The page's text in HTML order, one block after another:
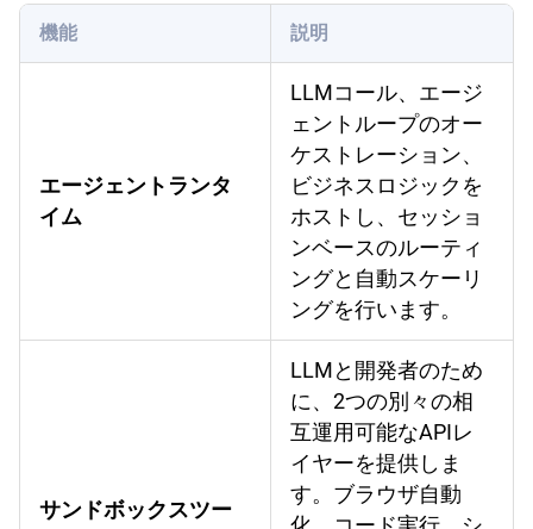
機能 説明
エージェントランタ
イム
LLMコール、エージ
ェントループのオー
ケストレーション、
ビジネスロジックを
ホストし、セッショ
ンベースのルーティ
ングと自動スケーリ
ングを行います。
サンドボックスツー
LLMと開発者のため
に、2つの別々の相
互運用可能なAPIレ
イヤーを提供しま
す。ブラウザ自動